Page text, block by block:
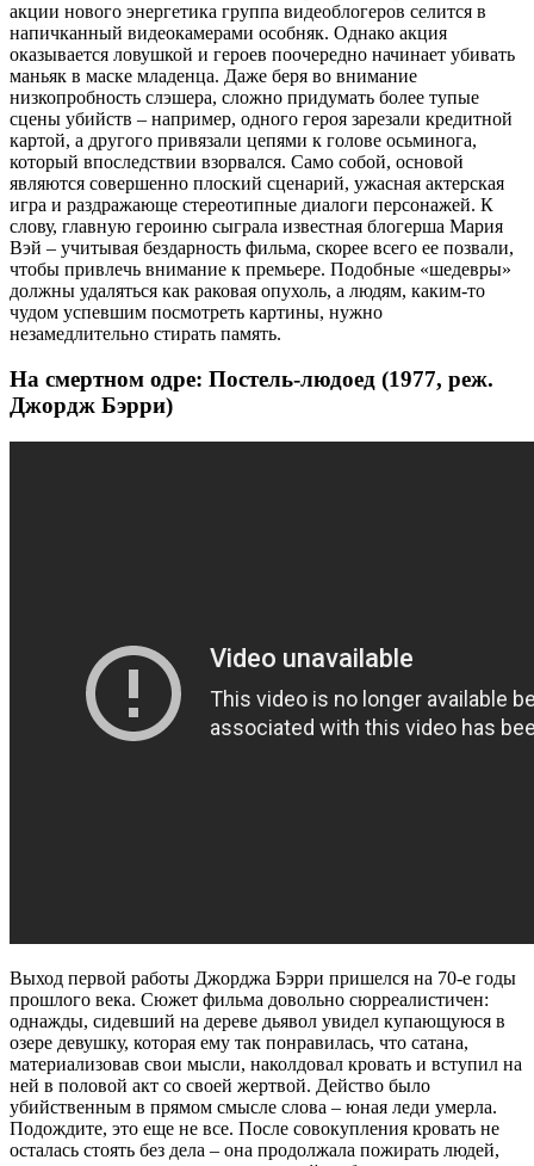
акции нового энергетика группа видеоблогеров селится в
напичканный видеокамерами особняк. Однако акция
оказывается ловушкой и героев поочередно начинает убивать
маньяк в маске младенца. Даже беря во внимание
низкопробность слэшера, сложно придумать более тупые
сцены убийств – например, одного героя зарезали кредитной
картой, а другого привязали цепями к голове осьминога,
который впоследствии взорвался. Само собой, основой
являются совершенно плоский сценарий, ужасная актерская
игра и раздражающе стереотипные диалоги персонажей. К
слову, главную героиню сыграла известная блогерша Мария
Вэй – учитывая бездарность фильма, скорее всего ее позвали,
чтобы привлечь внимание к премьере. Подобные «шедевры»
должны удаляться как раковая опухоль, а людям, каким-то
чудом успевшим посмотреть картины, нужно
незамедлительно стирать память.
На смертном одре: Постель-людоед (1977, реж.
Джордж Бэрри)
Выход первой работы Джорджа Бэрри пришелся на 70-е годы
прошлого века. Сюжет фильма довольно сюрреалистичен:
однажды, сидевший на дереве дьявол увидел купающуюся в
озере девушку, которая ему так понравилась, что сатана,
материализовав свои мысли, наколдовал кровать и вступил на
ней в половой акт со своей жертвой. Действо было
убийственным в прямом смысле слова – юная леди умерла.
Подождите, это еще не все. После совокупления кровать не
осталась стоять без дела – она продолжала пожирать людей,